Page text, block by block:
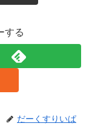
する
だーくすりいぱ